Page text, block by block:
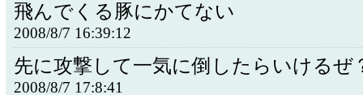
飛んでくる豚にかてない
2008/8/7 16:39:12
先に攻撃して一気に倒したらいけるぜ
2008/8/7 17:8:41